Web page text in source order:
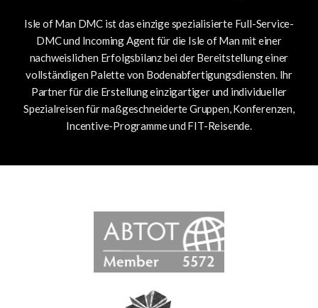
Isle of Man DMC ist das einzige spezialisierte Full-Service-
DMC und Incoming Agent für die Isle of Man mit einer
nachweislichen Erfolgsbilanz bei der Bereitstellung einer
vollständigen Palette von Bodenabfertigungsdiensten. Ihr
Partner für die Erstellung einzigartiger und individueller
Spezialreisen für maßgeschneiderte Gruppen, Konferenzen,
Incentive-Programme und FIT-Reisende.